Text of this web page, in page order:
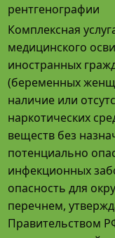
рентгенографии
Комплексная
медицинского
иностранных
(беременных
наличие или
наркотических
веществ без
потенциально
инфекционных
опасность для
перечнем,
Правительством